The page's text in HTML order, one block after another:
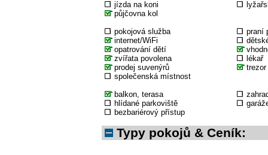
jízda na koni
půjčovna kol
pokojová služba
praní
internet/WiFi
opatrování dětí
zvířata povolena
lékař
prodej suvenýrů
trezor
společenská místnost
balkon, terasa
hlídané parkoviště
bezbariérový přístup
Typy pokojů & Ceník: